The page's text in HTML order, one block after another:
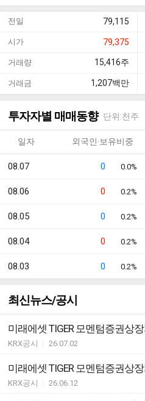
전일 79,115
시가 79,375
거래량 15,416주
거래금 1,207백만
투자자별 매매동향 단위:천주
일자 외국인·보유비중
08.07 0 0.0%
08.06 0 0.2%
08.05 0 0.2%
08.04 0 0.2%
08.03 0 0.2%
최신뉴스/공시
KRX공시 26.07.02
KRX공시 26.06.12